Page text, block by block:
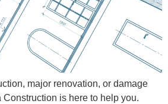
major renovation, or damage
is here to help you.